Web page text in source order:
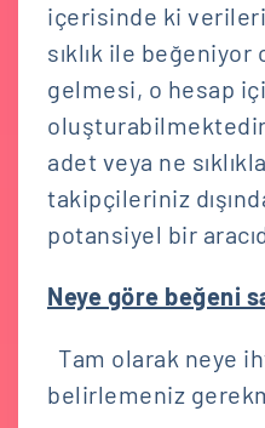
içerisinde ki
sıklık ile beğeniyor
gelmesi, o hesap
adet veya ne
takipçileriniz
potansiyel bir
Neye göre beğeni
Tam olarak neye
belirlemeniz